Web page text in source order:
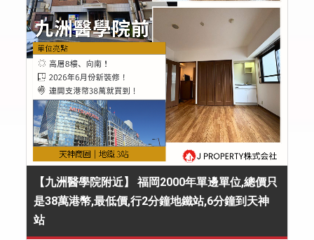
【九洲醫學院附近】 福岡2000年單邊單位,總價只
是38萬港幣,最低價,行2分鐘地鐵站,6分鐘到天神
站